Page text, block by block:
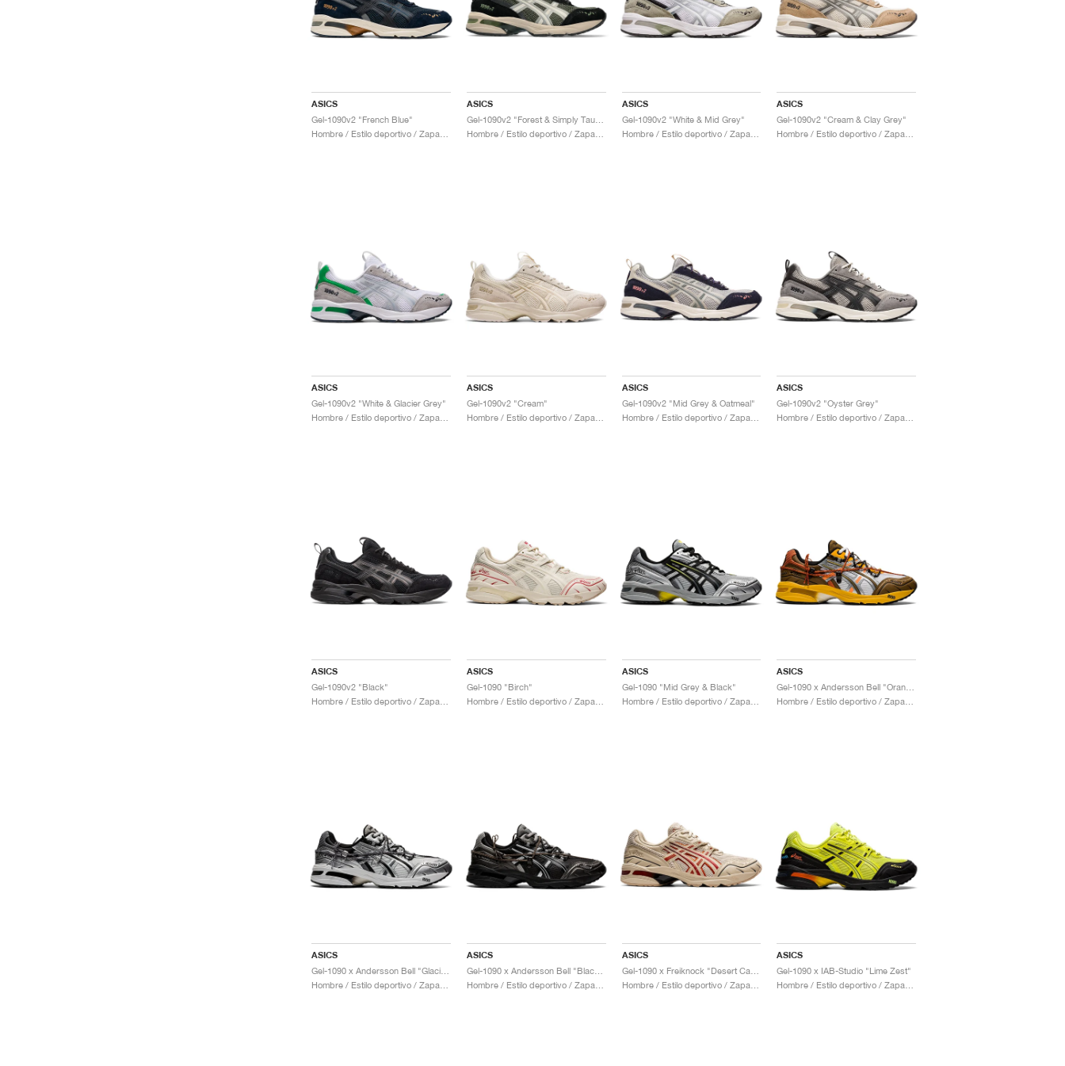
ASICS
Gel-1090v2 "French Blue"
ASICS
Gel-1090v2 "Forest & Simply Taupe"
ASICS
Gel-1090v2 "White & Mid Grey"
ASICS
Gel-1090v2 "Cream & Clay Grey"
ASICS
Gel-1090v2 "White & Glacier Grey"
ASICS
Gel-1090v2 "Cream"
ASICS
Gel-1090v2 "Mid Grey & Oatmeal"
ASICS
Gel-1090v2 "Oyster Grey"
ASICS
Gel-1090v2 "Black"
ASICS
Gel-1090 "Birch"
ASICS
Gel-1090 "Mid Grey & Black"
ASICS
ASICS ASICS
Gel-1090 x Andersson Bell "Black & Silver"
ASICS ASICS
Gel-1090 x IAB-Studio "Lime Zest"